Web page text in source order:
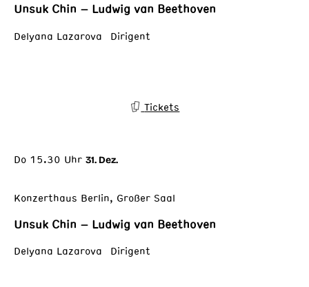
Unsuk Chin – Ludwig van Beethoven
Delyana Lazarova Dirigent
Tickets
Do 15.30 Uhr 31. Dez.
Konzerthaus Berlin, Großer Saal
Unsuk Chin – Ludwig van Beethoven
Delyana Lazarova Dirigent